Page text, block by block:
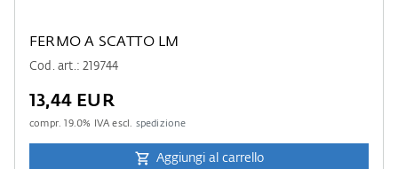
FERMO A SCATTO LM
Cod. art.: 219744
13,44 EUR
compr.19.0% IVA escl. spedizione
Aggiungi al carrello